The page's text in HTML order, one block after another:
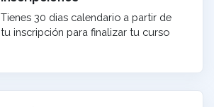
Tienes 30 dias calendario a partir de
tu inscripción para finalizar tu curso